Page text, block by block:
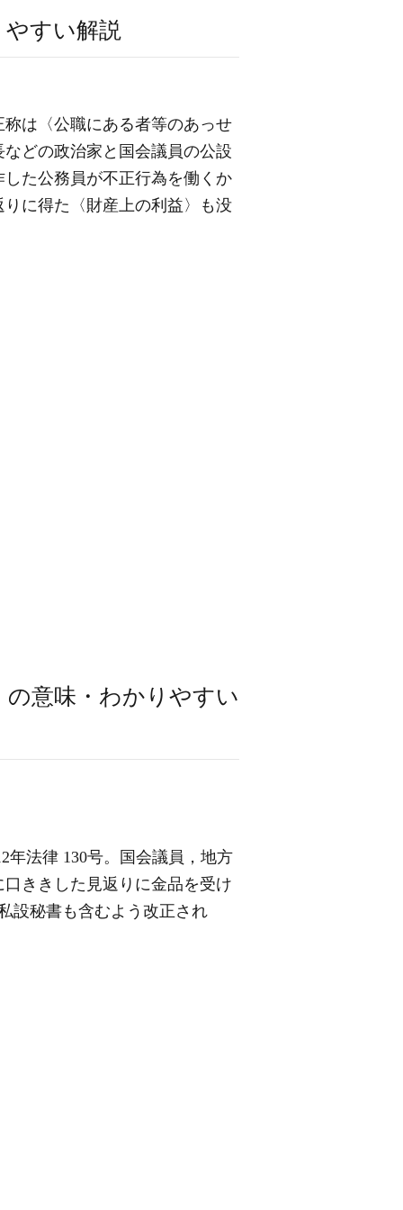
すい解説
は〈公職にある者等のあっせ
どの政治家と国会議員の公設
た公務員が不正行為を働くか
に得た〈財産上の利益〉も没
意味・わかりやすい
年法律 130号。国会議員，地方
ききした見返りに金品を受け
設秘書も含むよう改正され